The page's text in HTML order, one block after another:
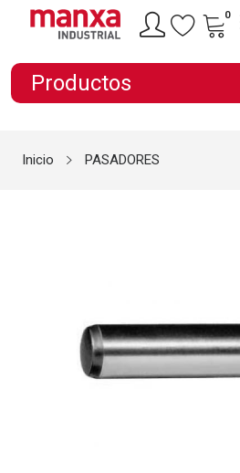
0
Productos
Inicio PASADORES